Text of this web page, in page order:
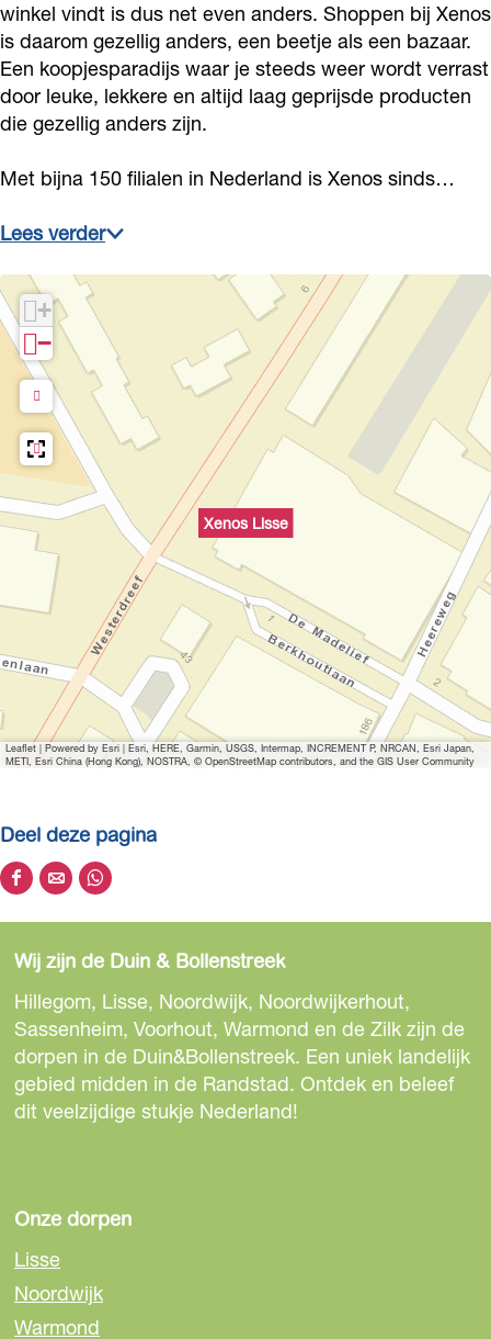
winkel vindt is dus net even anders. Shoppen bij Xenos
is daarom gezellig anders, een beetje als een bazaar.
Een koopjesparadijs waar je steeds weer wordt verrast
door leuke, lekkere en altijd laag geprijsde producten
die gezellig anders zijn.
Met bijna 150 filialen in Nederland is Xenos sinds…
Lees verder
Xenos Lisse
+
−
Leaflet | Powered by Esri | Esri, HERE, Garmin, USGS, Intermap, INCREMENT P, NRCAN, Esri Japan,
METI, Esri China (Hong Kong), NOSTRA, © OpenStreetMap contributors, and the GIS User Community
Deel deze pagina
D
e
l
d
e
z
e
p
n
a
o
p
F
D
e
l
d
e
z
e
p
n
o
p
e
D
e
l
d
e
z
e
p
n
p
W
Wij zijn de Duin & Bollenstreek
Hillegom, Lisse, Noordwijk, Noordwijkerhout,
Sassenheim, Voorhout, Warmond en de Zilk zijn de
dorpen in de Duin&Bollenstreek. Een uniek landelijk
gebied midden in de Randstad. Ontdek en beleef
dit veelzijdige stukje Nederland!
Onze dorpen
Lisse
Noordwijk
Warmond